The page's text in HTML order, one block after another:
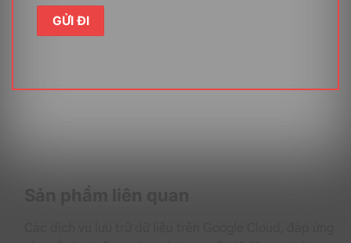
thuật hoặc sự cố tài khoản ngoài ý muốn, người dùng
nên sao lưu định kỳ dữ liệu của mình sang một tài
khoản hoặc nền tảng khác. Việc sao lưu nhằm đảm
Sản phẩm liên quan